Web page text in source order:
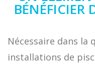
BÉNÉFICIER
Nécessaire dans la
installations de